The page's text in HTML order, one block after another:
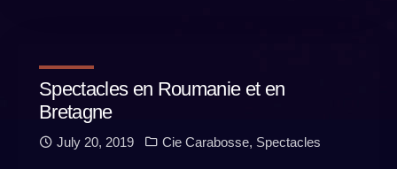
Spectacles en Roumanie et en
Bretagne
July 20, 2019 Cie Carabosse, Spectacles